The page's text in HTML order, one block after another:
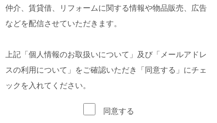
仲介、賃貸借、リフォームに関する情報や物品販売、広告
などを配信させていただきます。
上記「個人情報のお取扱いについて」及び「メールアドレ
スの利用について」をご確認いただき「同意する」にチェ
ックを入れてください。
同意する